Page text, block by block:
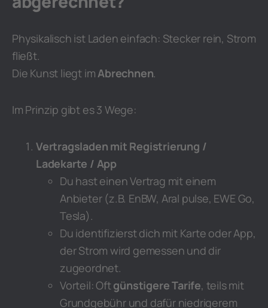
Physikalisch ist Laden einfach: Stecker rein, Strom
fließt.
Die Kunst liegt imAbrechnen.
Im Prinzip gibt es 3 Wege:
Vertragsladen mit Registrierung /
Ladekarte / App
Du hast einen Vertrag mit einem
Anbieter (z.B. EnBW, Aral pulse, EWE Go,
Tesla).
Du identifizierst dich mit Karte oder App,
der Strom wird gemessen und dir
zugeordnet.
Vorteil: Oftgünstigere Tarife, teils mit
Grundgebühr und dafür niedrigerem